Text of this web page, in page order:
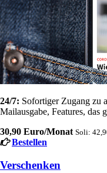
24/7: Sofortiger Zugang zu
Mailausgabe, Features, das
30,90 Euro/Monat Soli:
Bestellen
Verschenken